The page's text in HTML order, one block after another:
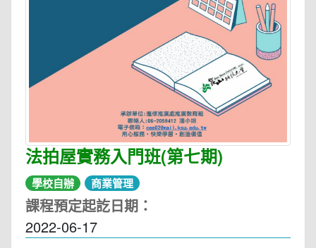
法拍屋實務入門班(第七期)
學校自辦 商業管理
課程預定起訖日期：
2022-06-17